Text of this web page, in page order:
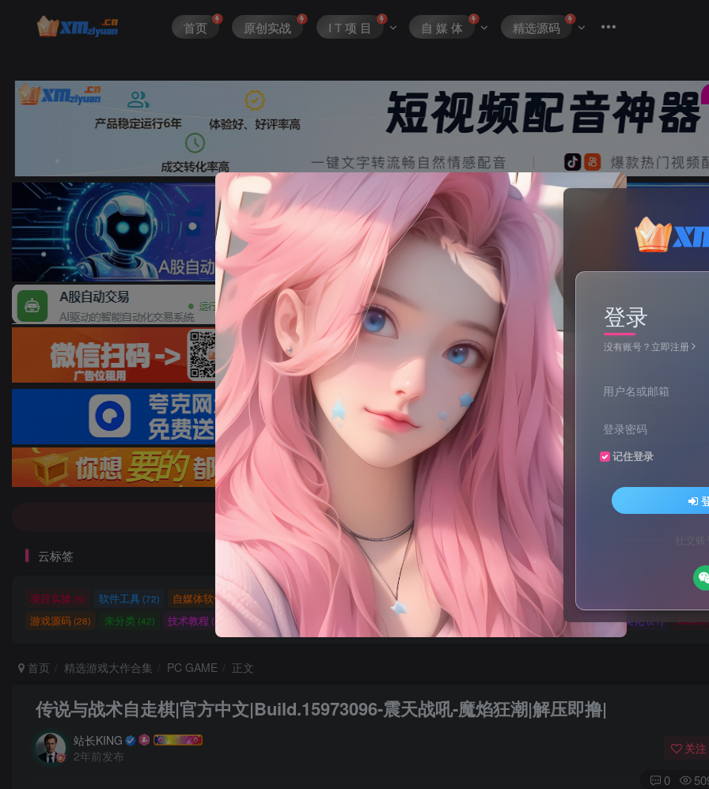
首页 原创实战 I T 项 目 自 媒 体 精选源码
文案不会提取也不会写？八哥来帮忙！
7-9折！等多家顶流配音软件[配音神器Pro]-[配音鹅]-[南瓜配音]-[魔音工坊]-[逗哥配
文案不会提取也不会写？八哥来帮忙！
7-9折！等多家顶流配音软件[配音神器Pro]-[配音鹅]-[南瓜配音]-[魔音工坊]-[逗哥配音]
云标签
项目实操 (5) 软件工具(72) 自媒体软件(27) 自媒体素材 自媒体教程(9) 自媒体 (1) 羊毛技巧 (2) 网页代码
游戏源码 (28) 未分类(42) 技术教程 (5) 技术教程(27) 小程序源码 (184) 原创实战 (5) 卡密账号 (6) 主题美化(0) Zibll美化 (21)
首页 精选游戏大作合集 PC GAME 正文
传说与战术自走棋|官方中文|Build.15973096-震天战吼-魔焰狂潮|解压即撸|
站长KING
2年前发布
关注
0
登录
没有账号？立即注册
用户名或邮箱
登录密码
记住登录
社交